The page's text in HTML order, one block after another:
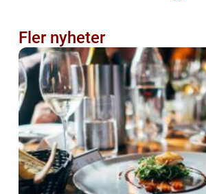
Fler nyheter